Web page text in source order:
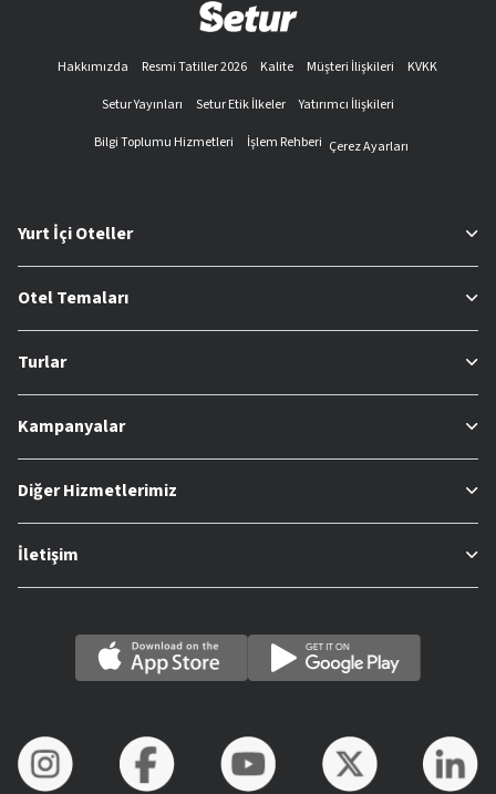
Hakkımızda Resmi Tatiller 2026 Kalite Müşteri İlişkileri
KVKK
Setur Yayınları
Setur Etik İlkeler
Yatırımcı İlişkileri
Bilgi Toplumu Hizmetleri
İşlem Rehberi Çerez Ayarları
Yurt İçi Oteller
Otel Temaları
Turlar
Kampanyalar
Diğer Hizmetlerimiz
İletişim